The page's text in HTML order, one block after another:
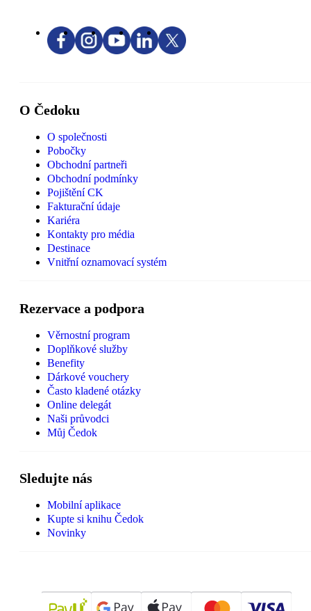
O Čedoku
O společnosti
Pobočky
Obchodní partneři
Obchodní podmínky
Pojištění CK
Fakturační údaje
Kariéra
Kontakty pro média
Destinace
Vnitřní oznamovací systém
Rezervace a podpora
Věrnostní program
Doplňkové služby
Benefity
Dárkové vouchery
Často kladené otázky
Online delegát
Naši průvodci
Můj Čedok
Sledujte nás
Mobilní aplikace
Kupte si knihu Čedok
Novinky